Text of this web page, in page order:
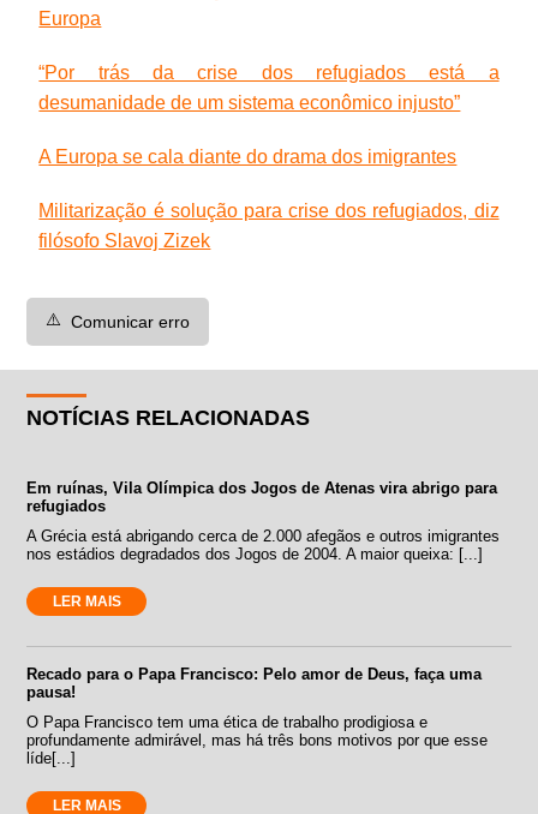
Europa
“Por trás da crise dos refugiados está a
desumanidade de um sistema econômico injusto”
A Europa se cala diante do drama dos imigrantes
Militarização é solução para crise dos refugiados, diz
filósofo Slavoj Zizek
⚠️ Comunicar erro
NOTÍCIAS RELACIONADAS
Em ruínas, Vila Olímpica dos Jogos de Atenas vira abrigo para
refugiados
A Grécia está abrigando cerca de 2.000 afegãos e outros imigrantes
nos estádios degradados dos Jogos de 2004. A maior queixa: [...]
LER MAIS
Recado para o Papa Francisco: Pelo amor de Deus, faça uma
pausa!
O Papa Francisco tem uma ética de trabalho prodigiosa e
profundamente admirável, mas há três bons motivos por que esse
líde[...]
LER MAIS